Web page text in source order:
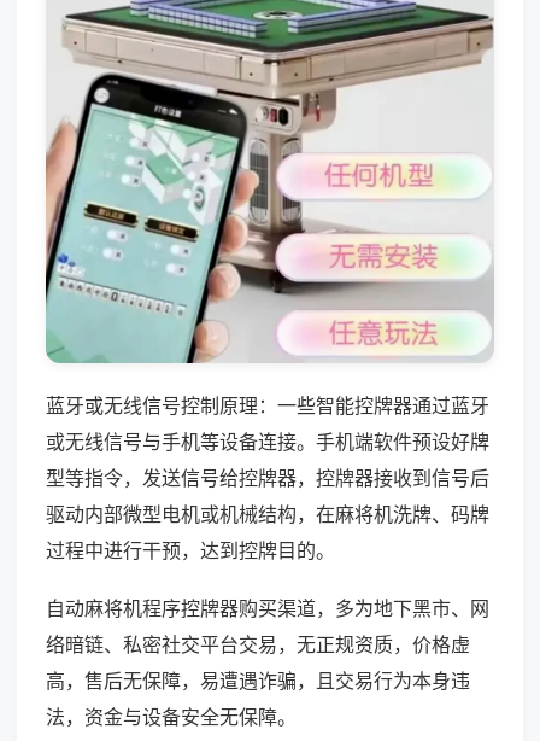
蓝牙或无线信号控制原理：一些智能控牌器通过蓝牙
或无线信号与手机等设备连接。手机端软件预设好牌
型等指令，发送信号给控牌器，控牌器接收到信号后
驱动内部微型电机或机械结构，在麻将机洗牌、码牌
过程中进行干预，达到控牌目的。
自动麻将机程序控牌器购买渠道，多为地下黑市、网
络暗链、私密社交平台交易，无正规资质，价格虚
高，售后无保障，易遭遇诈骗，且交易行为本身违
法，资金与设备安全无保障。